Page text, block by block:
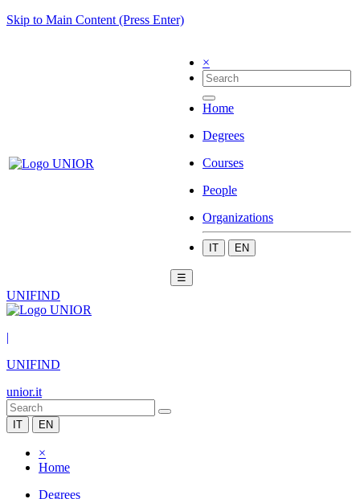
Skip to Main Content (Press Enter)
×
Home
Degrees
Courses
People
Organizations
IT EN
☰
UNIFIND
|
UNIFIND
unior.it
IT EN
×
Home
Degrees